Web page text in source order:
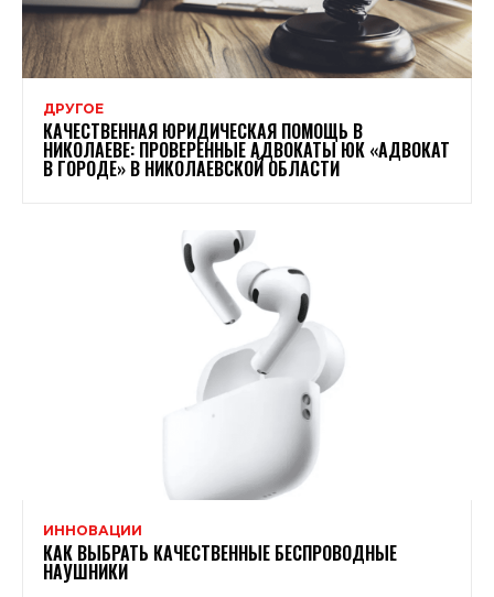
ДРУГОЕ
КАЧЕСТВЕННАЯ ЮРИДИЧЕСКАЯ ПОМОЩЬ В
НИКОЛАЕВЕ: ПРОВЕРЕННЫЕ АДВОКАТЫ ЮК «АДВОКАТ
В ГОРОДЕ» В НИКОЛАЕВСКОЙ ОБЛАСТИ
ИННОВАЦИИ
КАК ВЫБРАТЬ КАЧЕСТВЕННЫЕ БЕСПРОВОДНЫЕ
НАУШНИКИ